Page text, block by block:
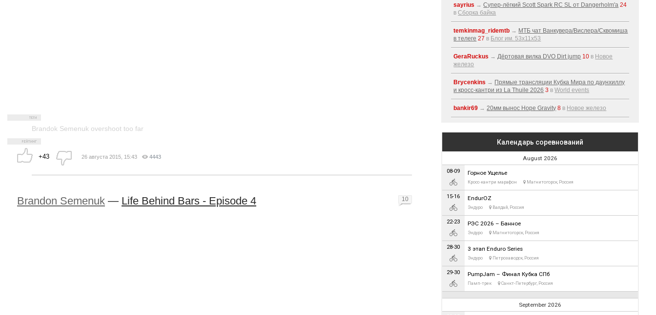
Brandok Semenuk overshoot too far
+43 26 августа 2015, 15:43 4443
Brandon Semenuk — Life Behind Bars - Episode 4 10
sayrius →Супер-лёгкий Scott Spark RC SL от Dangerholm'a 24
вСборка байка
temkinmag_ridemtb → МТБ чат Ванкувера/Вислера/Сквомиша
в телеге 27 в Блог им. 53x11x53
GeraRuckus →Дёртовая вилка DVO Dirt jump 10 в Новое
железо
Brycenkins → Прямые трансляции Кубка Мира по даунхиллу
и кросс-кантри из La Thuile 2026 3 вWorld events
bankir69 →20мм вынос Hope Gravity 8 в Новое железо